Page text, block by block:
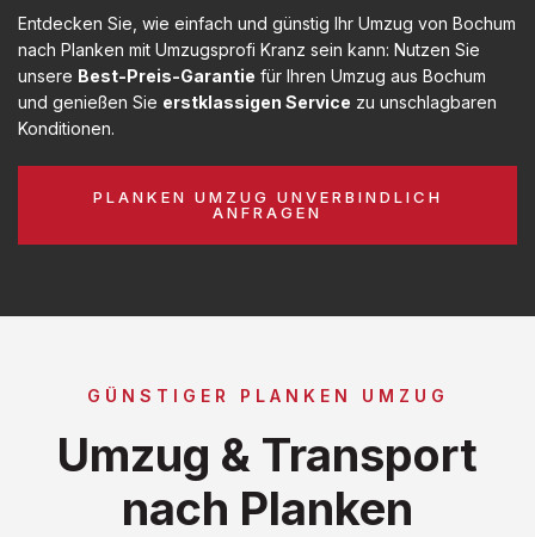
Entdecken Sie, wie einfach und günstig Ihr Umzug von Bochum
nach Planken mit Umzugsprofi Kranz sein kann: Nutzen Sie
unsere Best-Preis-Garantie für Ihren Umzug aus Bochum
und genießen Sie erstklassigen Service zu unschlagbaren
Konditionen.
PLANKEN UMZUG UNVERBINDLICH
ANFRAGEN
GÜNSTIGER PLANKEN UMZUG
Umzug & Transport
nach Planken